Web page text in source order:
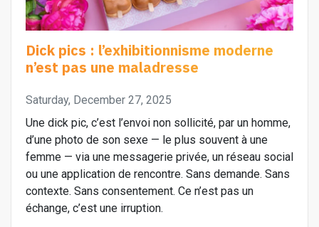
Dick pics : l’exhibitionnisme moderne
n’est pas une maladresse
Saturday, December 27, 2025
Une dick pic, c’est l’envoi non sollicité, par un homme,
d’une photo de son sexe — le plus souvent à une
femme — via une messagerie privée, un réseau social
ou une application de rencontre. Sans demande. Sans
contexte. Sans consentement. Ce n’est pas un
échange, c’est une irruption.